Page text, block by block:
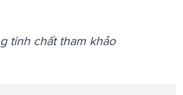
tính chất tham khảo